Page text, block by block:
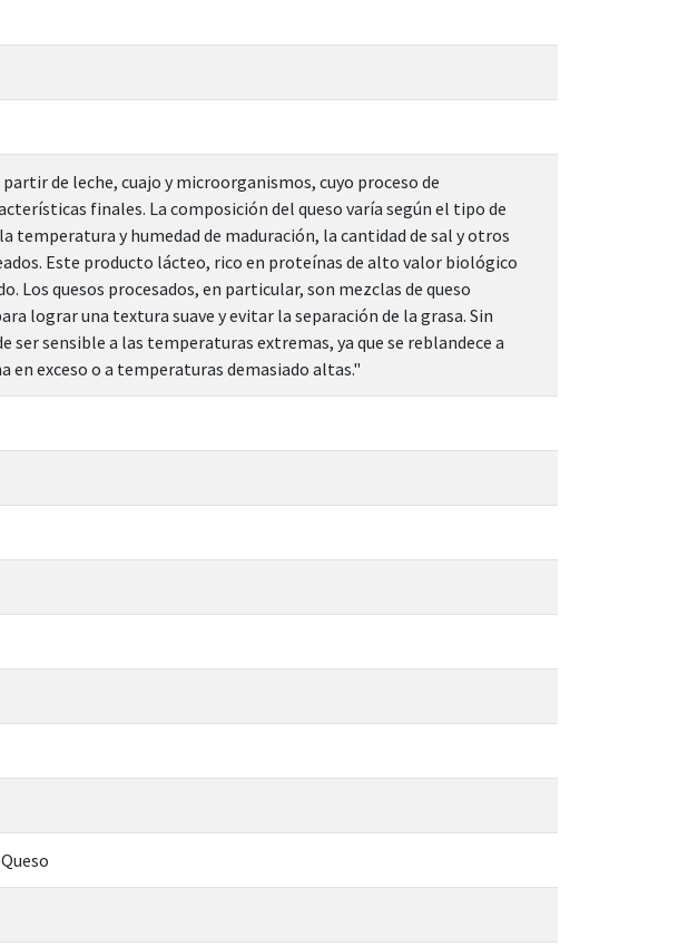
de leche, cuajo y microorganismos, cuyo proceso de
finales. La composición del queso varía según el tipo de
temperatura y humedad de maduración, la cantidad de sal y otros
Este producto lácteo, rico en proteínas de alto valor biológico
Los quesos procesados, en particular, son mezclas de queso
lograr una textura suave y evitar la separación de la grasa. Sin
sensible a las temperaturas extremas, ya que se reblandece a
en exceso o a temperaturas demasiado altas."